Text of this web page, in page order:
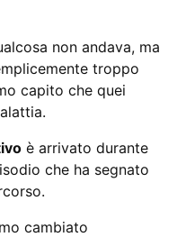
non andava, ma
troppo
capito che quei
è arrivato durante
che ha segnato
cambiato